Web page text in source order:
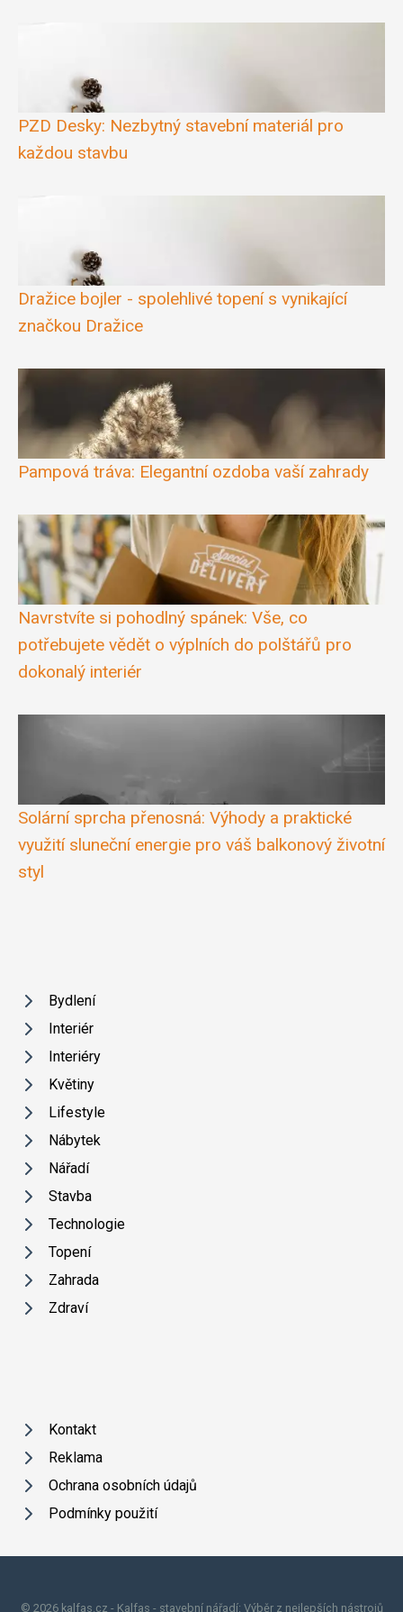
PZD Desky: Nezbytný stavební materiál pro
každou stavbu
Dražice bojler - spolehlivé topení s vynikající
značkou Dražice
Pampová tráva: Elegantní ozdoba vaší zahrady
Navrstvíte si pohodlný spánek: Vše, co
potřebujete vědět o výplních do polštářů pro
dokonalý interiér
Solární sprcha přenosná: Výhody a praktické
využití sluneční energie pro váš balkonový životní
styl
Bydlení
Interiér
Interiéry
Květiny
Lifestyle
Nábytek
Nářadí
Stavba
Technologie
Topení
Zahrada
Zdraví
Kontakt
Reklama
Ochrana osobních údajů
Podmínky použití
© 2026 kalfas.cz - Kalfas - stavební nářadí: Výběr z nejlepších nástrojů